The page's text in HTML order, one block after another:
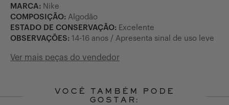
MARCA: Nike
COMPOSIÇÃO: Algodão
ESTADO DE CONSERVAÇÃO: Excelente
OBSERVAÇÕES: 14-16 anos / Apresenta sinal de uso leve
Ver mais peças do vendedor
VOCÊ TAMBÉM PODE
GOSTAR: